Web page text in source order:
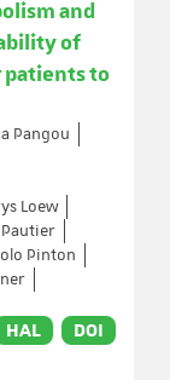
and
of
patients to
Pangou
Loew
Pinton
HAL DOI